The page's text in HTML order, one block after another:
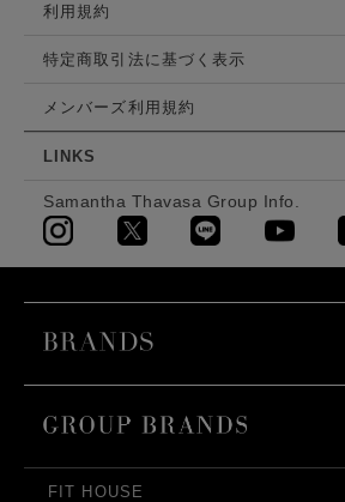
利用規約
特定商取引法に基づく表示
メンバーズ利用規約
LINKS
Samantha Thavasa Group Info.
FIT HOUSE